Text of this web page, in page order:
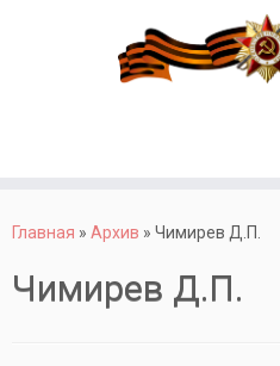
Главная » Архив » Чимирев Д.П.
Чимирев Д.П.